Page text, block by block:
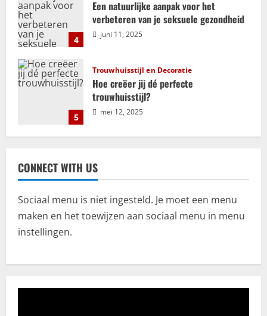
i
e
4
Een natuurlijke aanpak voor het
verbeteren van je seksuele gezondheid
juni 11, 2025
5
Trouwhuisstijl en Decoratie
Hoe creëer jij dé perfecte
trouwhuisstijl?
mei 12, 2025
ADHD en relaties: uitdagingen en
kansen voor groei en verbinding
Bemiddeling
juli 18, 2025
CONNECT WITH US
Sociaal menu is niet ingesteld. Je moet een menu
maken en het toewijzen aan sociaal menu in menu
instellingen.